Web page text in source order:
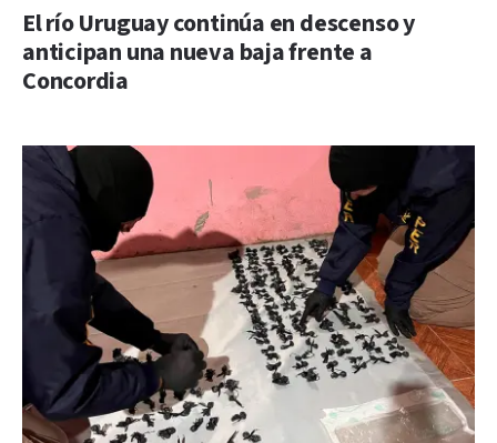
El río Uruguay continúa en descenso y
anticipan una nueva baja frente a
Concordia